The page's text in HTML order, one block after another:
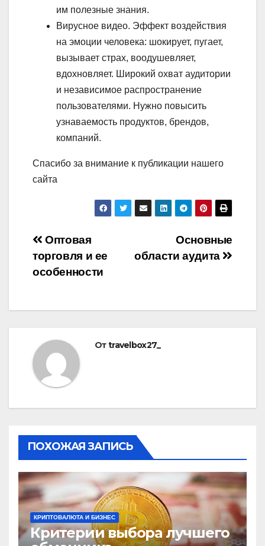
им полезные знания.
Вирусное видео. Эффект воздействия
на эмоции человека: шокирует, пугает,
вызывает страх, воодушевляет,
вдохновляет. Широкий охват аудитории
и независимое распространение
пользователями. Нужно повысить
узнаваемость продуктов, брендов,
компаний.
Спасибо за внимание к публикации нашего
сайта
Навигация
по
Основные
области аудита
Оптовая
торговля и ее
особенности
Отtravelbox27_
ПОХОЖАЯ ЗАПИСЬ
КРИПТОВАЛЮТА И БИЗНЕС
Критерии выбора лучшего